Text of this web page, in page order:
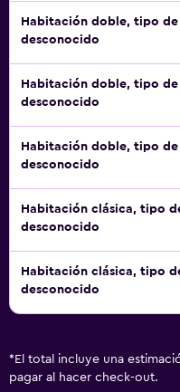
Habitación doble, tipo de
desconocido
Habitación doble, tipo de
desconocido
Habitación doble, tipo de
desconocido
Habitación clásica, tipo
desconocido
Habitación clásica, tipo
desconocido
* El total incluye una
pagar al hacer check-out.